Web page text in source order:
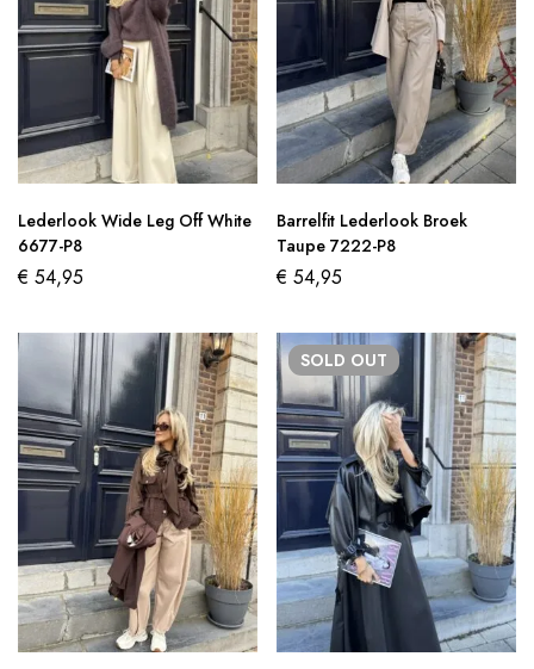
Lederlook Wide Leg Off White
6677-P8
€ 54,95
Barrelfit Lederlook Broek
Taupe 7222-P8
€ 54,95
SOLD OUT